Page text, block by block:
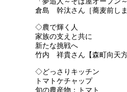
倉島 幹汰さん［蕎麦前し
◇農で輝く人
家族の支えと共に
新たな挑戦へ
竹内 祥貴さん【森町向天方
◇どっさりキッチン
トマトケチャップ
旬の農産物：トマト